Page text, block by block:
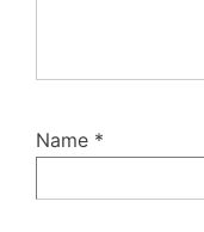
Name *